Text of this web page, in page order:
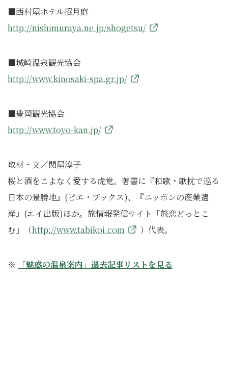
■西村屋ホテル招月庭
http://nishimuraya.ne.jp/shogetsu/
■城崎温泉観光協会
http://www.kinosaki-spa.gr.jp/
■豊岡観光協会
http://www.toyo-kan.jp/
取材・文／関屋淳子
桜と酒をこよなく愛する虎党。著書に『和歌・歌枕で巡る
日本の景勝地』(ピエ・ブックス)、『ニッポンの産業遺
産』(エイ出版)ほか。旅情報発信サイト「旅恋どっとこ
む」（http://www.tabikoi.com ）代表。
※ 「魅惑の温泉案内」過去記事リストを見る